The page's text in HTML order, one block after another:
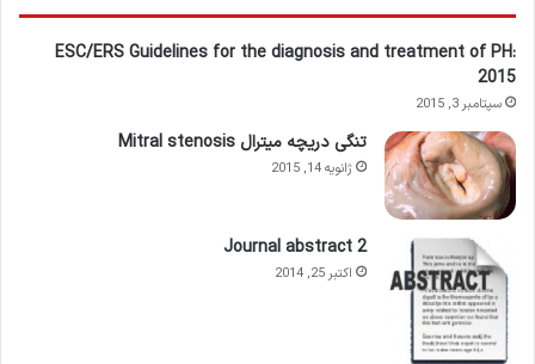
ESC/ERS Guidelines for the diagnosis and treatment of PH:
2015
سپتامبر 3, 2015
تنگی دریچه میترال Mitral stenosis
ژانویه 14, 2015
Journal abstract 2
اکتبر 25, 2014